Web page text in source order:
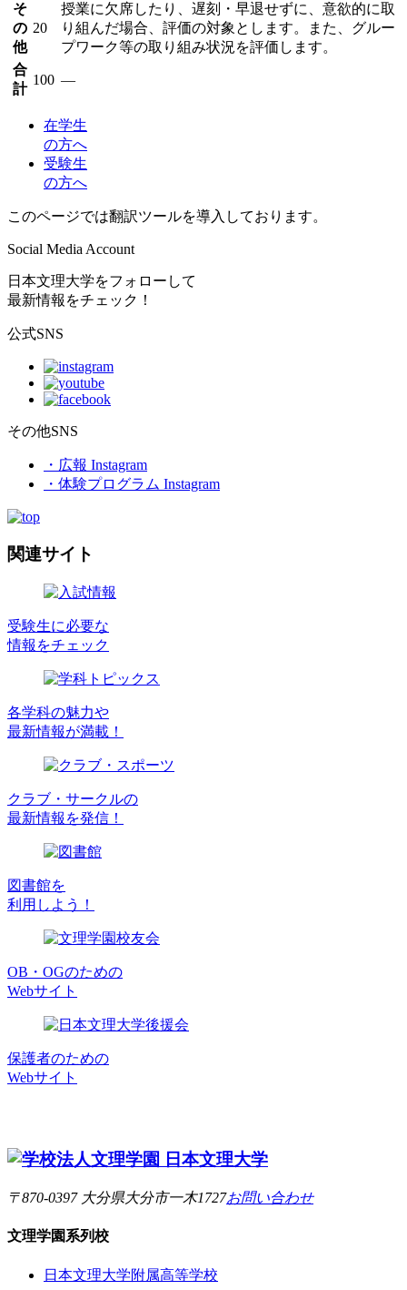
そ
の
他
20
授業に欠席したり、遅刻・早退せずに、意欲的に取
り組んだ場合、評価の対象とします。また、グルー
プワーク等の取り組み状況を評価します。
合
計
100 ―
在学生
の方へ
受験生
の方へ
このページでは翻訳ツールを導入しております。
Social Media Account
日本文理大学をフォローして
最新情報をチェック！
公式SNS
その他SNS
・広報 Instagram
・体験プログラム Instagram
関連サイト
受験生に必要な
情報をチェック
各学科の魅力や
最新情報が満載！
クラブ・サークルの
最新情報を発信！
図書館を
利用しよう！
OB・OGのための
Webサイト
保護者のための
Webサイト
〒870-0397 大分県大分市一木1727お問い合わせ
文理学園系列校
日本文理大学附属高等学校